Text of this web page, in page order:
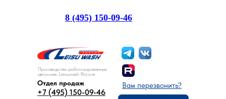
Производство роботизированных
автомоек Leisuwash Россия
+7 (495) 150-09-46
Отдел продаж Вам перезвонить?
8 (495) 150-09-46